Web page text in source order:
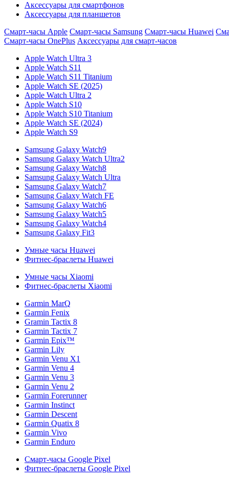
Аксессуары для смартфонов
Аксессуары для планшетов
Смарт-часы Apple Смарт-часы Samsung Смарт-часы Huawei
Смарт-часы OnePlus Аксессуары для смарт-часов
Apple Watch Ultra 3
Apple Watch S11
Apple Watch S11 Titanium
Apple Watch SE (2025)
Apple Watch Ultra 2
Apple Watch S10
Apple Watch S10 Titanium
Apple Watch SE (2024)
Apple Watch S9
Samsung Galaxy Watch9
Samsung Galaxy Watch Ultra2
Samsung Galaxy Watch8
Samsung Galaxy Watch Ultra
Samsung Galaxy Watch7
Samsung Galaxy Watch FE
Samsung Galaxy Watch6
Samsung Galaxy Watch5
Samsung Galaxy Watch4
Samsung Galaxy Fit3
Умные часы Huawei
Фитнес-браслеты Huawei
Умные часы Xiaomi
Фитнес-браслеты Xiaomi
Garmin MarQ
Garmin Fenix
Gramin Tactix 8
Garmin Tactix 7
Garmin Epix™
Garmin Lily
Garmin Venu X1
Garmin Venu 4
Garmin Venu 3
Garmin Venu 2
Garmin Forerunner
Garmin Instinct
Garmin Descent
Garmin Quatix 8
Garmin Vivo
Garmin Enduro
Смарт-часы Google Pixel
Фитнес-браслеты Google Pixel